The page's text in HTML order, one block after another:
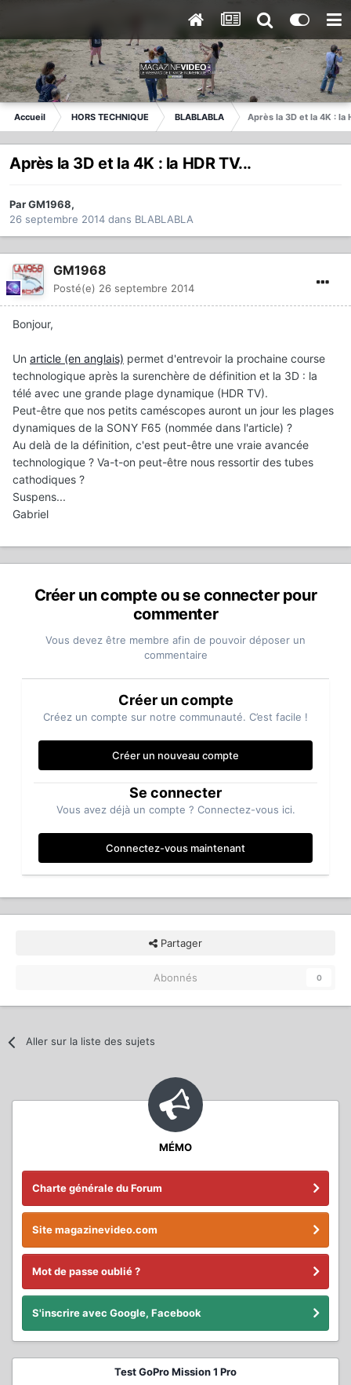
Accueil HORS TECHNIQUE BLABLABLA Après la 3D et la 4K : la
Après la 3D et la 4K : la HDR TV...
ParGM1968,
26 septembre 2014 dans BLABLABLA
GM1968
Posté(e) 26 septembre 2014
Bonjour,
Un article (en anglais) permet d'entrevoir la prochaine course
technologique après la surenchère de définition et la 3D : la
télé avec une grande plage dynamique (HDR TV).
Peut-être que nos petits caméscopes auront un jour les plages
dynamiques de la SONY F65 (nommée dans l'article) ?
Au delà de la définition, c'est peut-être une vraie avancée
technologique ? Va-t-on peut-être nous ressortir des tubes
cathodiques ?
Suspens...
Gabriel
Créer un compte ou se connecter pour
commenter
Vous devez être membre afin de pouvoir déposer un
commentaire
Créer un compte
Créez un compte sur notre communauté. C’est facile !
Créer un nouveau compte
Se connecter
Vous avez déjà un compte ? Connectez-vous ici.
Connectez-vous maintenant
Partager
Abonnés 0
Aller sur la liste des sujets
MÉMO
Charte générale du Forum
Site magazinevideo.com
Mot de passe oublié ?
S'inscrire avec Google, Facebook
Test GoPro Mission 1 Pro